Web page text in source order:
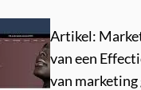
Artikel:
van een
van marketing